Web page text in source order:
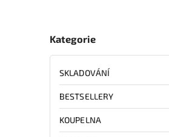
Kategorie
SKLADOVÁNÍ
BESTSELLERY
KOUPELNA